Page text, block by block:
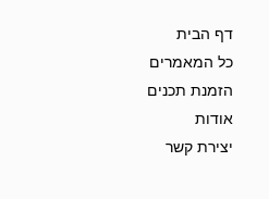
דף הבית
כל המאמרים
הזמנת תכנים
אודות
יצירת קשר